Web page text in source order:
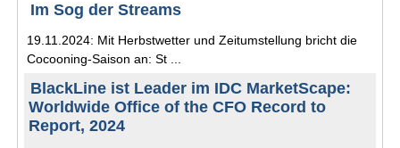
Im Sog der Streams
19.11.2024: Mit Herbstwetter und Zeitumstellung bricht die
Cocooning-Saison an: St ...
BlackLine ist Leader im IDC MarketScape:
Worldwide Office of the CFO Record to
Report, 2024